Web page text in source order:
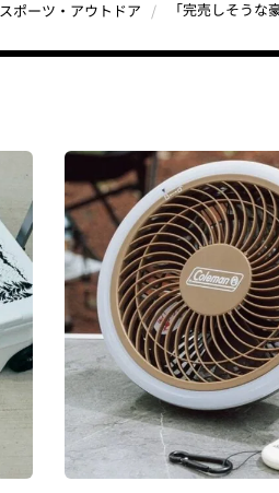
スポーツ・アウトドア